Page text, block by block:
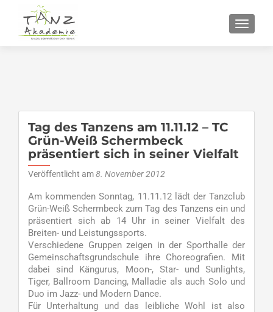
Tag des Tanzens am 11.11.12 – TC
Grün-Weiß Schermbeck
präsentiert sich in seiner Vielfalt
Veröffentlicht am8. November 2012
Am kommenden Sonntag, 11.11.12 lädt der Tanzclub
Grün-Weiß Schermbeck zum Tag des Tanzens ein und
präsentiert sich ab 14 Uhr in seiner Vielfalt des
Breiten- und Leistungssports.
Verschiedene Gruppen zeigen in der Sporthalle der
Gemeinschaftsgrundschule ihre Choreografien. Mit
dabei sind Kängurus, Moon-, Star- und Sunlights,
Tiger, Ballroom Dancing, Malladie als auch Solo und
Duo im Jazz- und Modern Dance.
Für Unterhaltung und das leibliche Wohl ist also